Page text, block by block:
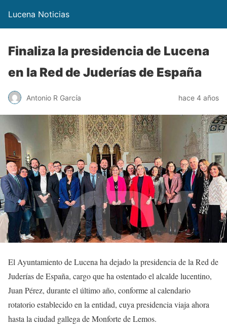
Lucena Noticias
Finaliza la presidencia de Lucena
en la Red de Juderías de España
Antonio R García hace 4 años
El Ayuntamiento de Lucena ha dejado la presidencia de la Red de
Juderías de España, cargo que ha ostentado el alcalde lucentino,
Juan Pérez, durante el último año, conforme al calendario
rotatorio establecido en la entidad, cuya presidencia viaja ahora
hasta la ciudad gallega de Monforte de Lemos.